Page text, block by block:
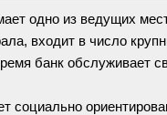
одно из ведущих
входит в число
банк обслуживает
социально